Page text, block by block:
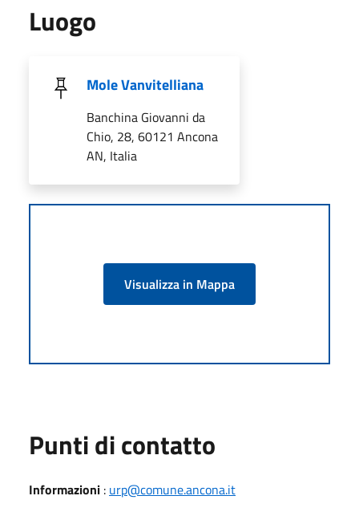
Luogo
Mole Vanvitelliana
Banchina Giovanni da
Chio, 28, 60121 Ancona
AN, Italia
Visualizza in Mappa
Punti di contatto
Informazioni : urp@comune.ancona.it